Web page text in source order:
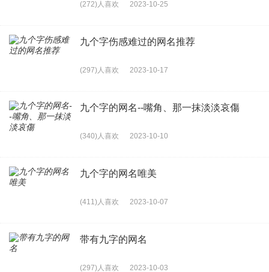
(272)人喜欢 2023-10-25
九个字伤感难过的网名推荐
(297)人喜欢 2023-10-17
九个字的网名--嘴角、那一抹淡淡哀傷
(340)人喜欢 2023-10-10
九个字的网名唯美
(411)人喜欢 2023-10-07
带有九字的网名
(297)人喜欢 2023-10-03